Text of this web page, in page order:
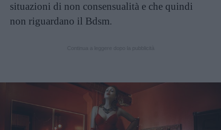
situazioni di non consensualità e che quindi
non riguardano il Bdsm.